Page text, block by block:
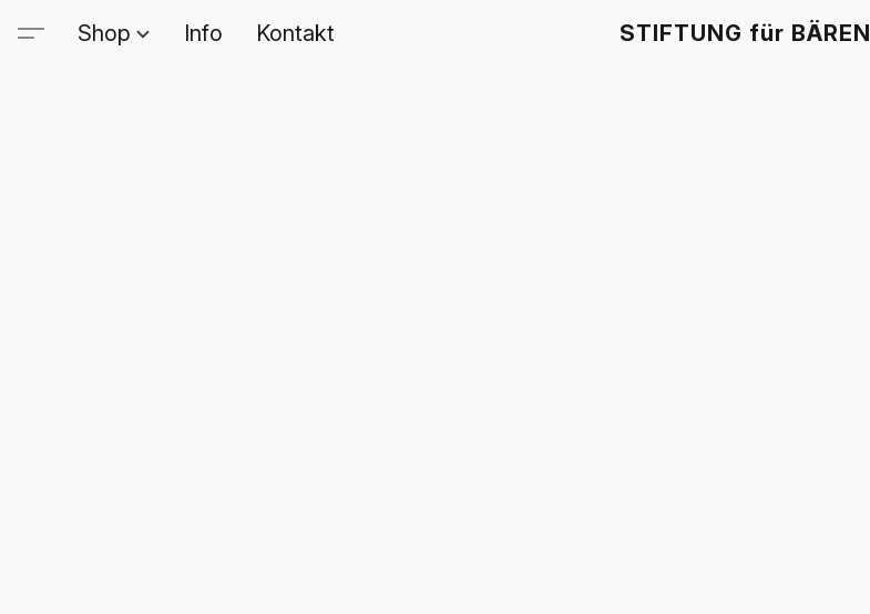
STIFTUNG für BÄREN
Shop Info Kontakt